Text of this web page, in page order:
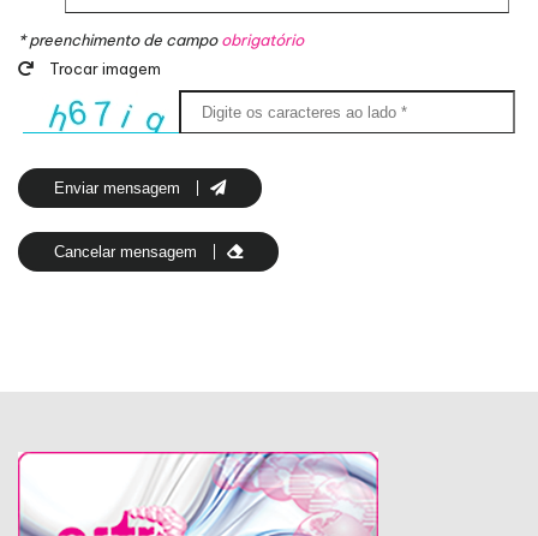
* preenchimento de campoobrigatório
Trocar imagem
Enviar mensagem
Cancelar mensagem